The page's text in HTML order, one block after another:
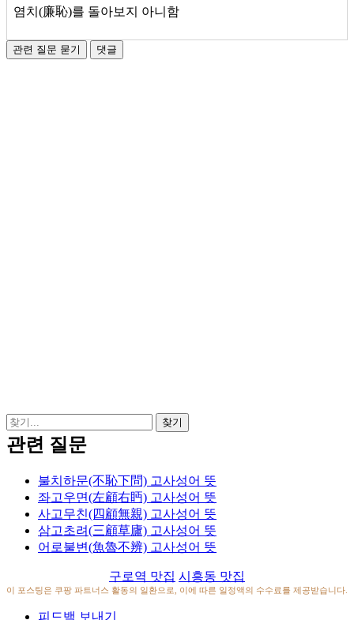
염치(廉恥)를 돌아보지 아니함
관련 질문
불치하문(不恥下問) 고사성어 뜻
좌고우면(左顧右眄) 고사성어 뜻
사고무친(四顧無親) 고사성어 뜻
삼고초려(三顧草廬) 고사성어 뜻
어로불변(魚魯不辨) 고사성어 뜻
구로역 맛집 시흥동 맛집
이 포스팅은 쿠팡 파트너스 활동의 일환으로, 이에 따른 일정액의 수수료를 제공받습니다.
피드백 보내기